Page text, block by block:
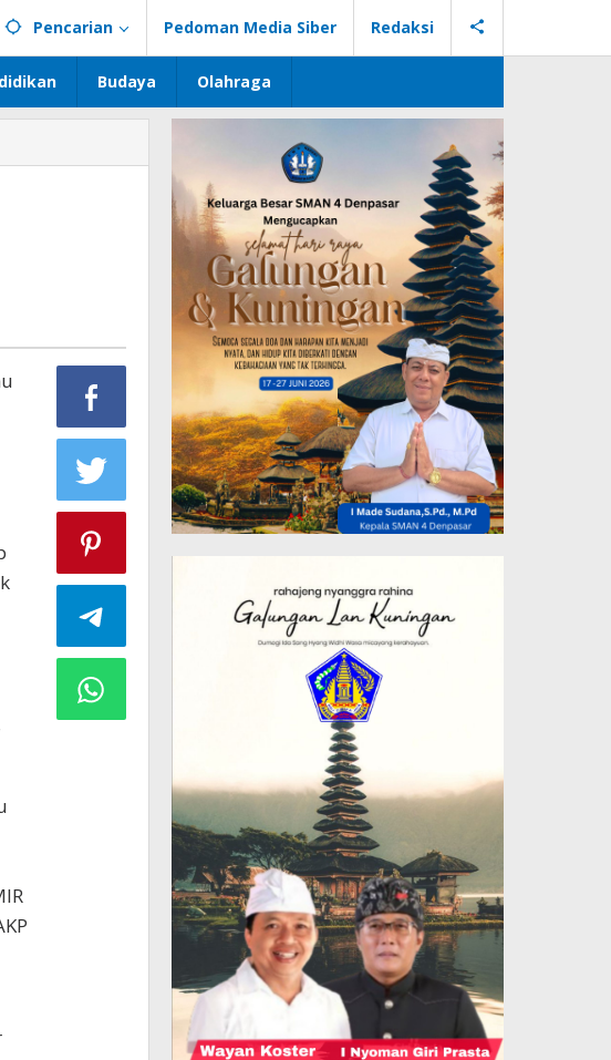
Pencarian Pedoman Media Siber Redaksi
Budaya Olahraga